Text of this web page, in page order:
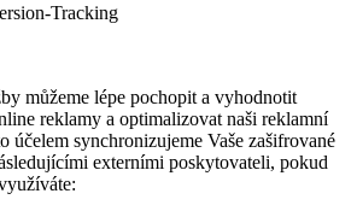
Tracking
můžeme lépe pochopit a vyhodnotit
reklamy a optimalizovat naši reklamní
účelem synchronizujeme Vaše zašifrované
externími poskytovateli, pokud